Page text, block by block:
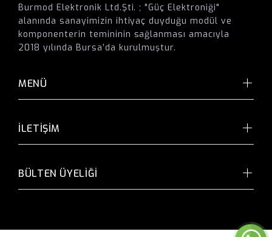
Burmod Elektronik Ltd.Şti. ; "Güç Elektroniği"
alanında sanayimizin ihtiyaç duyduğu modül ve
komponenterin temininin sağlanması amacıyla
2018 yılında Bursa’da kurulmuştur.
MENÜ
İLETİŞİM
BÜLTEN ÜYELİĞİ